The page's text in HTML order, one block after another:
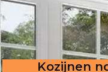
Kozijnen